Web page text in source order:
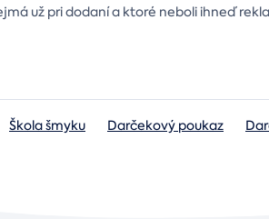
už pri dodaní a ktoré neboli ihneď
Škola šmyku Darčekový poukaz